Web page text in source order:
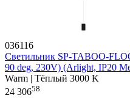
036116
Светильник SP-TABOO-
90 deg, 230V) (Arlight, IP20
Warm | Тёплый 3000 K
24 30658